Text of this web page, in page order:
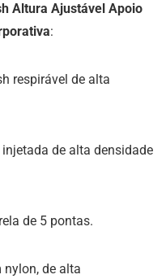
Altura Ajustável Apoio
:
respirável de alta
injetada de alta densidade
de 5 pontas.
nylon, de alta